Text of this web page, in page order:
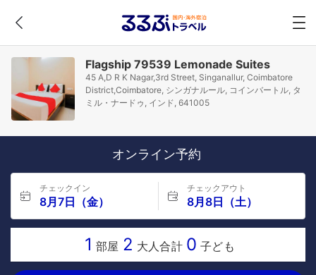
Flagship 79539 Lemonade Suites
45 A,D R K Nagar,3rd Street, Singanallur, Coimbatore
District,Coimbatore, シンガナルール, コインバートル, タ
ミル・ナードゥ, インド, 641005
オンライン予約
チェックイン
8月7日（金）
チェックアウト
8月8日（土）
1 部屋 2 大人合計 0 子ども